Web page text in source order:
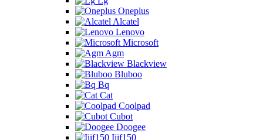
Oneplus
Alcatel
Lenovo
Microsoft
Agm
Blackview
Bluboo
Bq
Cat
Coolpad
Cubot
Doogee
Iiif150